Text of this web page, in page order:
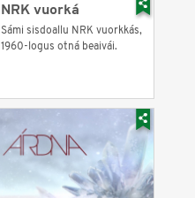
NRK vuorká
Sámi sisdoallu NRK vuorkkás,
1960-logus otná beaivái.